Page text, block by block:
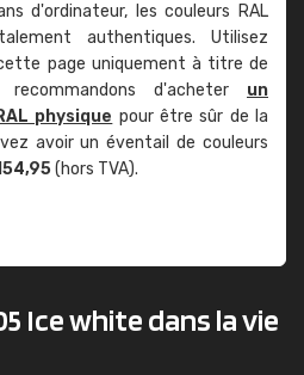
d'ordinateur, les couleurs RAL
authentiques. Utilisez
page uniquement à titre de
d'acheter un
physique pour être sûr de la
avoir un éventail de couleurs
(hors TVA).
Ice white dans la vie